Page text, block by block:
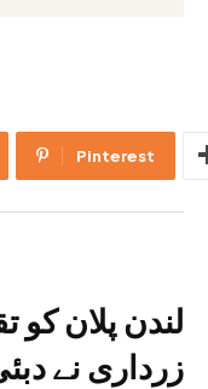
Pinterest
لندن پلان کو
زرداری نے